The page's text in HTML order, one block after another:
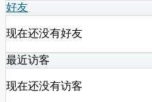
好友
现在还没有好友
最近访客
现在还没有访客